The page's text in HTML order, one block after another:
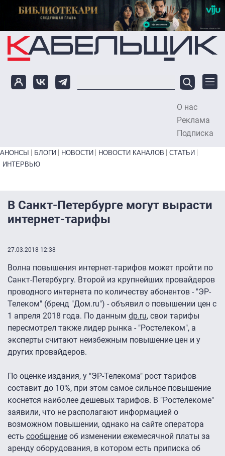
Перейти к основному содержанию
О нас
Реклама
Подписка
Primary links bottom
АНОНСЫ БЛОГИ НОВОСТИ НОВОСТИ КАНАЛОВ
СТАТЬИ
ИНТЕРВЬЮ
В Санкт-Петербурге могут вырасти
интернет-тарифы
27.03.2018 12:38
Волна повышения интернет-тарифов может пройти по
Санкт-Петербургу. Второй из крупнейших провайдеров
проводного интернета по количеству абонентов - "ЭР-
Телеком" (бренд "Дом.ru") - объявил о повышении цен с
1 апреля 2018 года. По данным dp.ru, свои тарифы
пересмотрел также лидер рынка - "Ростелеком", а
эксперты считают неизбежным повышение цен и у
других провайдеров.
По оценке издания, у "ЭР-Телекома" рост тарифов
составит до 10%, при этом самое сильное повышение
коснется наиболее дешевых тарифов. В "Ростелекоме"
заявили, что не располагают информацией о
возможном повышении, однако на сайте оператора
есть сообщение об изменении ежемесячной платы за
аренду оборудования, в котором есть приписка об